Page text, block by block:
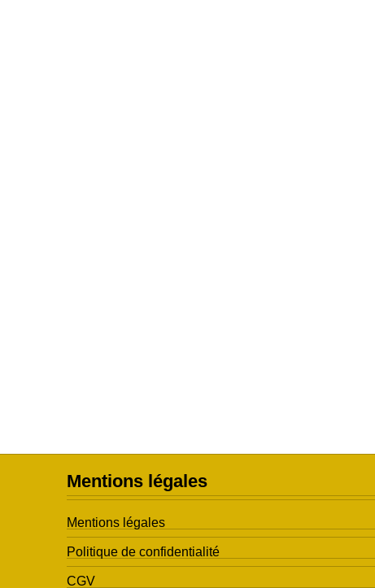
Mentions légales
Mentions légales
Politique de confidentialité
CGV